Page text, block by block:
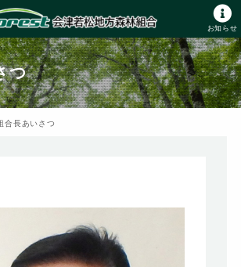
お知らせ
つ
合長あいさつ